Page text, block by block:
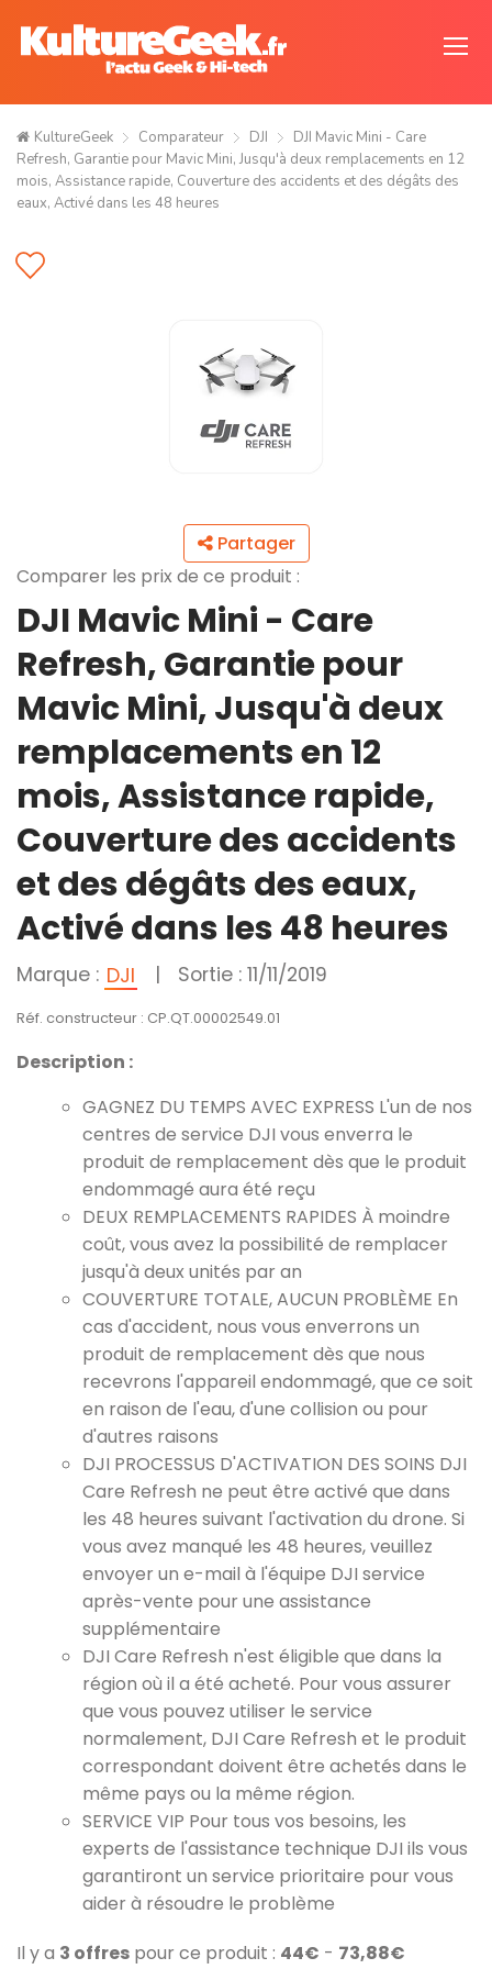
KultureGeek Comparateur DJI
DJI Mavic Mini - Care
Refresh, Garantie pour Mavic Mini, Jusqu'à deux remplacements en 12
mois, Assistance rapide, Couverture des accidents et des dégâts des
eaux, Activé dans les 48 heures
Partager
Comparer les prix de ce produit :
DJI Mavic Mini - Care
Refresh, Garantie pour
Mavic Mini, Jusqu'à deux
remplacements en 12
mois, Assistance rapide,
Couverture des accidents
et des dégâts des eaux,
Activé dans les 48 heures
Marque : DJI | Sortie : 11/11/2019
Réf. constructeur : CP.QT.00002549.01
Description :
GAGNEZ DU TEMPS AVEC EXPRESS L'un de nos
centres de service DJI vous enverra le
produit de remplacement dès que le produit
endommagé aura été reçu
DEUX REMPLACEMENTS RAPIDES À moindre
coût, vous avez la possibilité de remplacer
jusqu'à deux unités par an
COUVERTURE TOTALE, AUCUN PROBLÈME En
cas d'accident, nous vous enverrons un
produit de remplacement dès que nous
recevrons l'appareil endommagé, que ce soit
en raison de l'eau, d'une collision ou pour
d'autres raisons
DJI PROCESSUS D'ACTIVATION DES SOINS DJI
Care Refresh ne peut être activé que dans
les 48 heures suivant l'activation du drone. Si
vous avez manqué les 48 heures, veuillez
envoyer un e-mail à l'équipe DJI service
après-vente pour une assistance
supplémentaire
DJI Care Refresh n'est éligible que dans la
région où il a été acheté. Pour vous assurer
que vous pouvez utiliser le service
normalement, DJI Care Refresh et le produit
correspondant doivent être achetés dans le
même pays ou la même région.
SERVICE VIP Pour tous vos besoins, les
experts de l'assistance technique DJI ils vous
garantiront un service prioritaire pour vous
aider à résoudre le problème
Il y a 3 offres pour ce produit : 44€ - 73,88€